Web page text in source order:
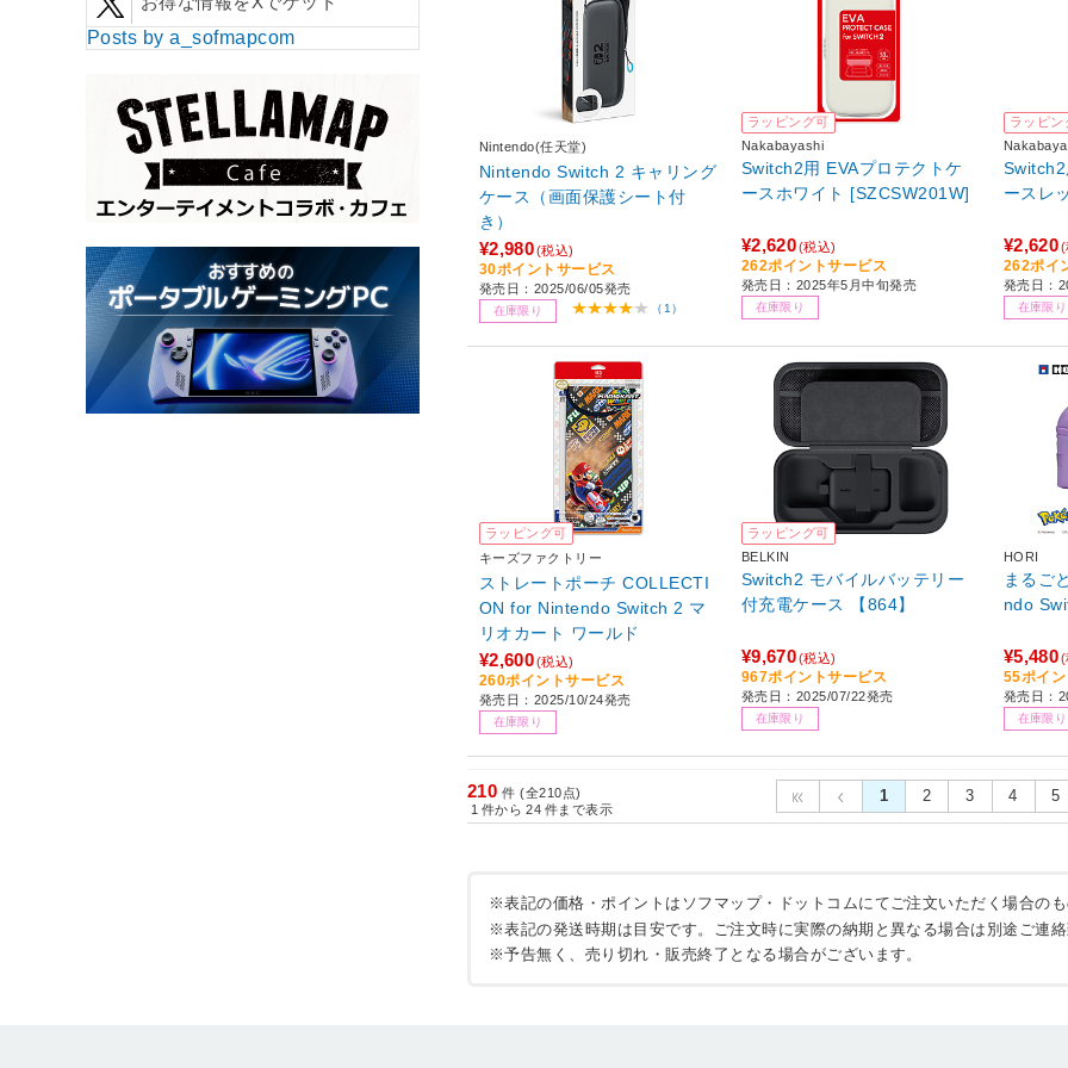
Nintendo(任天堂)
Nintendo Switch 2 キャリング
ケース（画面保護シート付
き）
¥2,980(税込)
30ポイントサービス
発売日：2025/06/05発売
在庫限り （1）
ラッピング可
Nakabayashi
Switch2用 EVAプロテクトケ
ースホワイト [SZCSW201W]
¥2,620(税込)
262ポイントサービス
発売日：2025年5月中旬発売
在庫限り
ラッピン
¥2,620(
262ポイ
発売日：
在庫限り
ラッピング可
キーズファクトリー
ストレートポーチ COLLECTI
ON for Nintendo Switch 2 マ
リオカート ワールド
¥2,600(税込)
260ポイントサービス
発売日：2025/10/24発売
在庫限り
ラッピング可
BELKIN
Switch2 モバイルバッテリー
付充電ケース 【864】
¥9,670(税込)
967ポイントサービス
発売日：2025/07/22発売
在庫限り
HORI
まるご
ndo
¥5,480(
55ポイ
発売日：
在庫限り
210 件 (全210点)
1 件から 24 件まで表示
1 2 3 4 5
※表記の価格・ポイントはソフマップ・ドットコムにてご注文いただく場合の
※表記の発送時期は目安です。ご注文時に実際の納期と異なる場合は別途ご連
※予告無く、売り切れ・販売終了となる場合がございます。
Posts by a_sofmapcom